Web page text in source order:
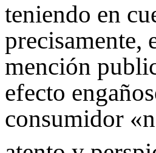
teniendo en
precisamente,
mención
efecto
consumidor